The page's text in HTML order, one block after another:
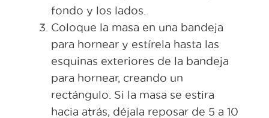
fondo y los lados.
Coloque la masa en una bandeja
para hornear y estírela hasta las
esquinas exteriores de la bandeja
para hornear, creando un
rectángulo. Si la masa se estira
hacia atrás, déjala reposar de 5 a 10